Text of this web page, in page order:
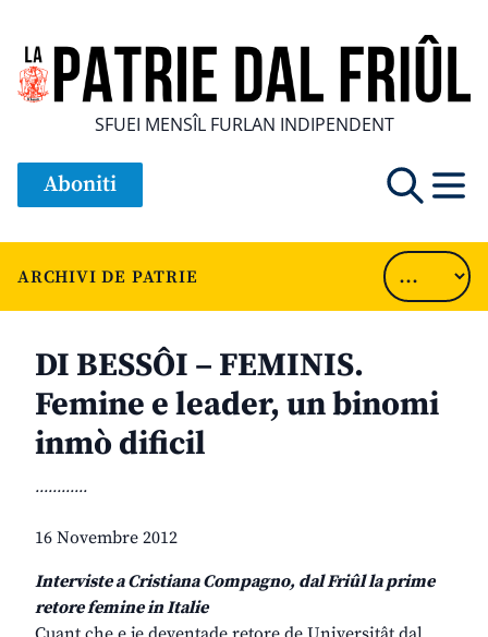
SFUEI MENSÎL FURLAN INDIPENDENT
Aboniti
ARCHIVI DE PATRIE
DI BESSÔI – FEMINIS.
Femine e leader, un binomi
inmò dificil
............
16 Novembre 2012
Interviste a Cristiana Compagno, dal Friûl la prime
retore femine in Italie